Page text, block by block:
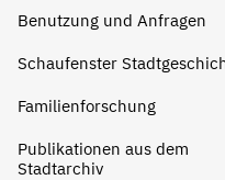
Benutzung und Anfragen
Schaufenster
Familienforschung
Publikationen aus dem
Stadtarchiv